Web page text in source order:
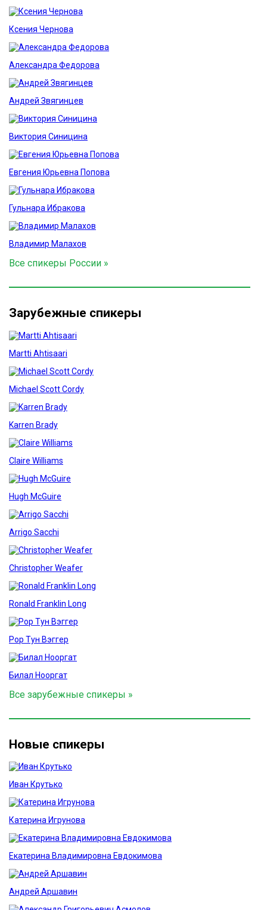
Ксения Чернова
Александра Федорова
Андрей Звягинцев
Виктория Синицина
Евгения Юрьевна Попова
Гульнара Ибракова
Владимир Малахов
Все спикеры России »
Зарубежные спикеры
Martti Ahtisaari
Michael Scott Cordy
Karren Brady
Claire Williams
Hugh McGuire
Arrigo Sacchi
Christopher Weafer
Ronald Franklin Long
Рор Тун Вэггер
Билал Нооргат
Все зарубежные спикеры »
Новые спикеры
Иван Крутько
Катерина Игрунова
Екатерина Владимировна Евдокимова
Андрей Аршавин